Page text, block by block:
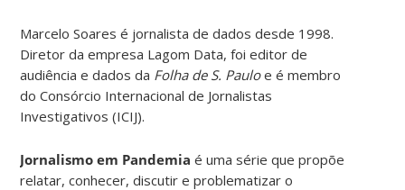
Marcelo Soares é jornalista de dados desde 1998.
Diretor da empresa Lagom Data, foi editor de
audiência e dados da Folha de S. Pauloe é membro
do Consórcio Internacional de Jornalistas
Investigativos (ICIJ).
Jornalismo em Pandemia é uma série que propõe
relatar, conhecer, discutir e problematizar o